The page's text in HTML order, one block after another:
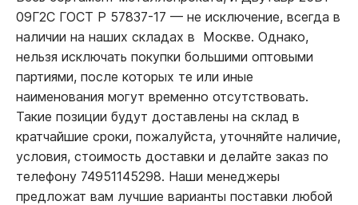
09Г2С ГОСТ Р 57837-17 — не исключение, всегда в
наличии на наших складах в Москве. Однако,
нельзя исключать покупки большими оптовыми
партиями, после которых те или иные
наименования могут временно отсутствовать.
Такие позиции будут доставлены на склад в
кратчайшие сроки, пожалуйста, уточняйте наличие,
условия, стоимость доставки и делайте заказ по
телефону 74951145298. Наши менеджеры
предложат вам лучшие варианты поставки любой